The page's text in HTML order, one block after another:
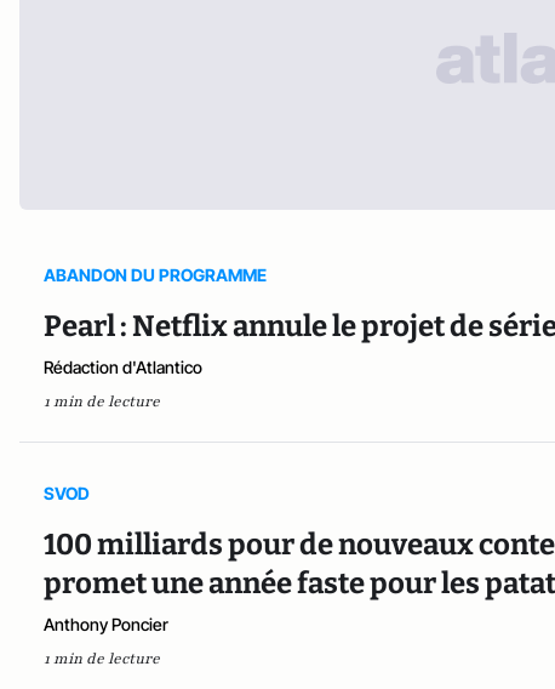
ABANDON DU PROGRAMME
Pearl : Netflix annule le projet de
Rédaction d'Atlantico
1 min de lecture
SVOD
100 milliards pour de nouveaux
promet une année faste pour les
Anthony Poncier
1 min de lecture